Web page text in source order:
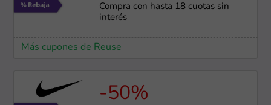
Compra con hasta 18 cuotas sin
interés
Más cupones de Reuse
-50%